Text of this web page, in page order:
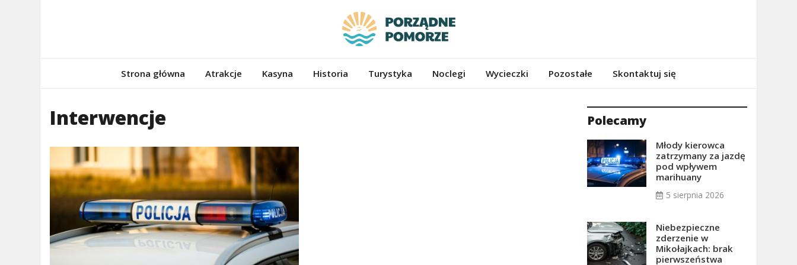
porzadnepomorze.pl
Strona główna Atrakcje Kasyna Historia Turystyka Noclegi Wycieczki Pozostałe Skontaktuj się
Interwencje Polecamy
Młody kierowca
zatrzymany za jazdę
pod wpływem
marihuany
5 sierpnia 2026
Niebezpieczne
zderzenie w
Mikołajkach: brak
pierwszeństwa